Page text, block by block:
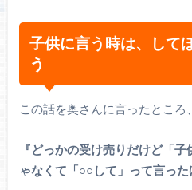
子供に言う時は、して
う
この話を奥さんに言ったところ、
『どっかの受け売りだけど「
ゃなくて「○○して」って言った